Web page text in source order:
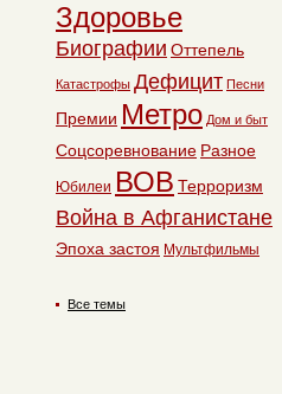
Здоровье
Биографии Оттепель
Катастрофы Дефицит Песни
Премии Метро Дом и быт
Соцсоревнование Разное
Юбилеи ВОВ Терроризм
Война в Афганистане
Эпоха застоя Мультфильмы
Все темы